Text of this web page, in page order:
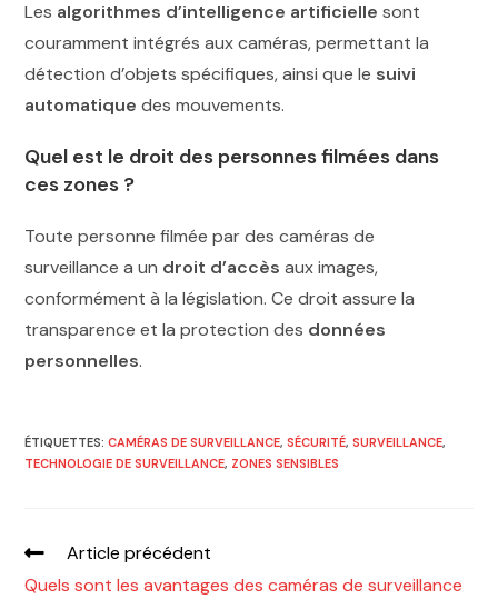
Les algorithmes d’intelligence artificielle sont
couramment intégrés aux caméras, permettant la
détection d’objets spécifiques, ainsi que le suivi
automatique des mouvements.
Quel est le droit des personnes filmées dans
ces zones ?
Toute personne filmée par des caméras de
surveillance a un droit d’accès aux images,
conformément à la législation. Ce droit assure la
transparence et la protection des données
personnelles.
ÉTIQUETTES:CAMÉRAS DE SURVEILLANCE, SÉCURITÉ, SURVEILLANCE,
TECHNOLOGIE DE SURVEILLANCE, ZONES SENSIBLES
Article précédent
Quels sont les avantages des caméras de surveillance